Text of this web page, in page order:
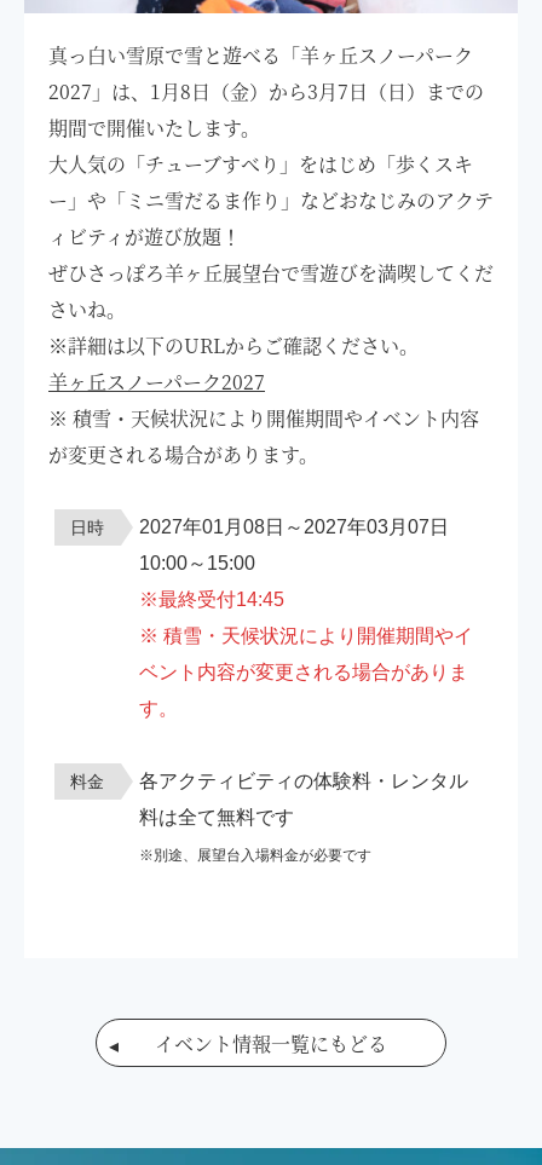
真っ白い雪原で雪と遊べる「羊ヶ丘スノーパーク
2027」は、1月8日（金）から3月7日（日）までの
期間で開催いたします。
大人気の「チューブすべり」をはじめ「歩くスキ
ー」や「ミニ雪だるま作り」などおなじみのアクテ
ィビティが遊び放題！
ぜひさっぽろ羊ヶ丘展望台で雪遊びを満喫してくだ
さいね。
※詳細は以下のURLからご確認ください。
羊ヶ丘スノーパーク2027
※ 積雪・天候状況により開催期間やイベント内容
が変更される場合があります。
日時
2027年01月08日～2027年03月07日
10:00～15:00
※最終受付14:45
※ 積雪・天候状況により開催期間やイ
ベント内容が変更される場合がありま
す。
料金
各アクティビティの体験料・レンタル
料は全て無料です
※別途、展望台入場料金が必要です
イベント情報一覧にもどる